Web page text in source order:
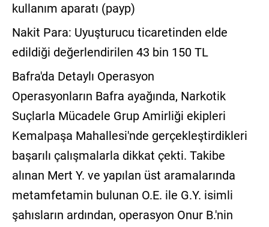
kullanım aparatı (payp)
Nakit Para: Uyuşturucu ticaretinden elde
edildiği değerlendirilen 43 bin 150 TL
Bafra'da Detaylı Operasyon
Operasyonların Bafra ayağında, Narkotik
Suçlarla Mücadele Grup Amirliği ekipleri
Kemalpaşa Mahallesi'nde gerçekleştirdikleri
başarılı çalışmalarla dikkat çekti. Takibe
alınan Mert Y. ve yapılan üst aramalarında
metamfetamin bulunan O.E. ile G.Y. isimli
şahısların ardından, operasyon Onur B.'nin